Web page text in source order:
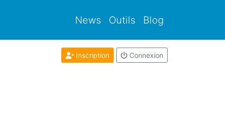
News Outils Blog
Inscription Connexion